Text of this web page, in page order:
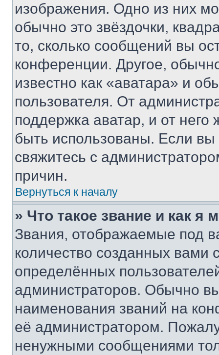
изображения. Одно из них
обычно это звёздочки,
то, сколько сообщений вы
конференции. Другое,
известно как «аватара» и
пользователя. От
поддержка аватар, и от него
быть использованы. Если
свяжитесь с
причин.
Вернуться к началу
» Что такое звание и как я
Звания, отображаемые под
количество созданных
определённых
администраторов. Обычно
наименования званий на
её администратором.
ненужными сообщениями